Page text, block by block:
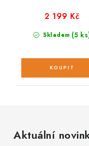
Skladem (5
2 199 Kč
Aktuální